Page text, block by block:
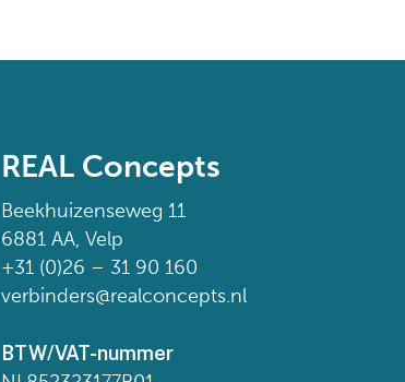
REAL Concepts
Beekhuizenseweg 11
6881 AA, Velp
+31 (0)26 – 31 90 160
verbinders@realconcepts.nl
BTW/VAT-nummer